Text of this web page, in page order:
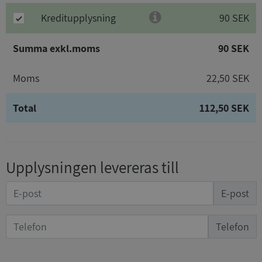
Kreditupplysning 90 SEK
Summa exkl.moms 90 SEK
Moms 22,50 SEK
Total 112,50 SEK
Upplysningen levereras till
E-post
Telefon